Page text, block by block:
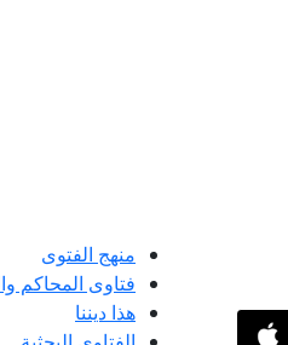
منهج الفتوى
فتاوى المحاكم
هذا ديننا